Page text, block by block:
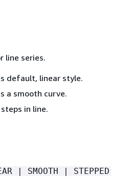
line series.
default, linear style.
a smooth curve.
steps in line.
| SMOOTH | STEPPED